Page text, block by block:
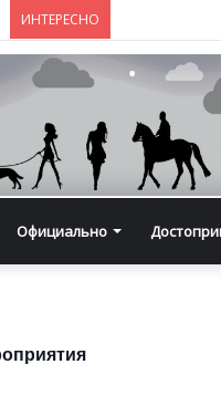
ИНТЕРЕСНО
Официально